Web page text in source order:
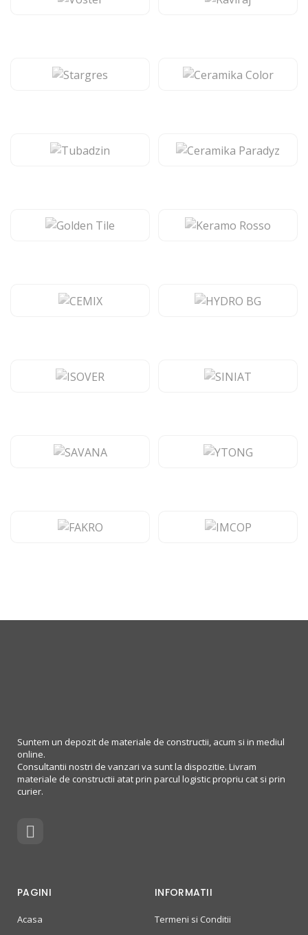
Suntem un depozit de materiale de constructii, acum si in mediul
online.
Consultantii nostri de vanzari va sunt la dispozitie. Livram
materiale de constructii atat prin parcul logistic propriu cat si prin
curier.
PAGINI
Acasa
INFORMATII
Termeni si Conditii